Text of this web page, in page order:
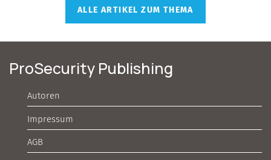
ALLE ARTIKEL ZUM THEMA
ProSecurity Publishing
Autoren
Impressum
AGB